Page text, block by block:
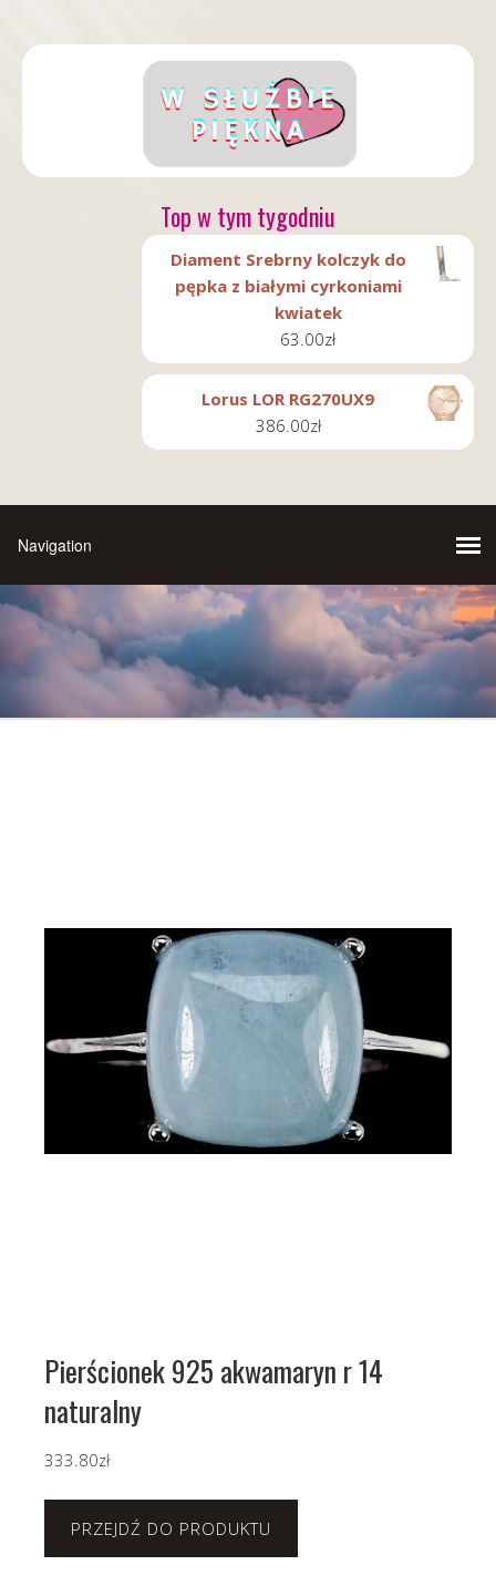
Top w tym tygodniu
Diament Srebrny kolczyk do
pępka z białymi cyrkoniami
kwiatek
63.00zł
Lorus LOR RG270UX9
386.00zł
Pierścionek 925 akwamaryn r 14
naturalny
333.80zł
PRZEJDŹ DO PRODUKTU